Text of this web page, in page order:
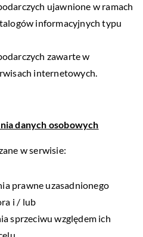
ujawnione w ramach
informacyjnych typu
zawarte w
internetowych.
danych osobowych
w serwisie:
prawne uzasadnionego
i / lub
sprzeciwu względem ich